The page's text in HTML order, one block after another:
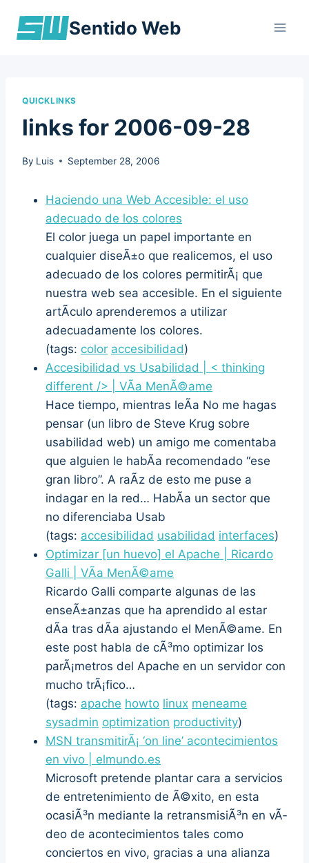
Sentido Web
QUICKLINKS
links for 2006-09-28
By Luis September 28, 2006
Haciendo una Web Accesible: el uso
adecuado de los colores
El color juega un papel importante en
cualquier diseÃ±o que realicemos, el uso
adecuado de los colores permitirÃ¡ que
nuestra web sea accesible. En el siguiente
artÃ­culo aprenderemos a utilizar
adecuadamente los colores.
(tags: color accesibilidad)
Accesibilidad vs Usabilidad | < thinking
different /> | VÃ­a MenÃ©ame
Hace tiempo, mientras leÃ­a No me hagas
pensar (un libro de Steve Krug sobre
usabilidad web) un amigo me comentaba
que alguien le habÃ­a recomendado “ese
gran libro”. A raÃ­z de esto me puse a
indagar en la red… HabÃ­a un sector que
no diferenciaba Usab
(tags: accesibilidad usabilidad interfaces)
Optimizar [un huevo] el Apache | Ricardo
Galli | VÃ­a MenÃ©ame
Ricardo Galli comparte algunas de las
enseÃ±anzas que ha aprendido al estar
dÃ­a tras dÃ­a ajustando el MenÃ©ame. En
este post habla de cÃ³mo optimizar los
parÃ¡metros del Apache en un servidor con
mucho trÃ¡fico…
(tags: apache howto linux meneame
sysadmin optimization productivity)
MSN transmitirÃ¡ ‘on line’ acontecimientos
en vivo | elmundo.es
Microsoft pretende plantar cara a servicios
de entretenimiento de Ã©xito, en esta
ocasiÃ³n mediante la retransmisiÃ³n en vÃ­
deo de acontecimientos tales como
conciertos en vivo, gracias a una alianza